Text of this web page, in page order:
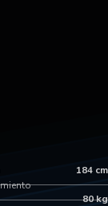
184 cm
80 kg